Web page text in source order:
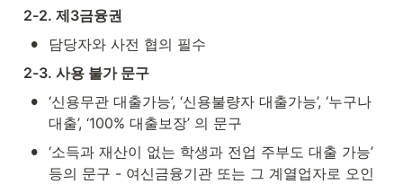
2-2. 제3금융권
•
담당자와 사전 협의 필수
2-3. 사용 불가 문구
• ‘신용무관 대출가능’, ‘신용불량자 대출가능’, ‘누구나
대출’, ‘100% 대출보장’ 의 문구
• ‘소득과 재산이 없는 학생과 전업 주부도 대출 가능’
등의 문구 - 여신금융기관 또는 그 계열업자로 오인